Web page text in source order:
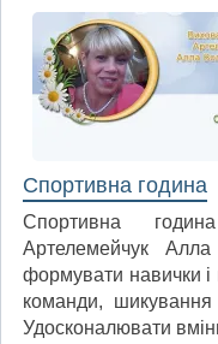
Спортивна година
Спортивна
Артелемейчук
формувати навички і
команди,
Удосконалювати